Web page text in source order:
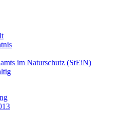
im Naturschutz (StEiN)